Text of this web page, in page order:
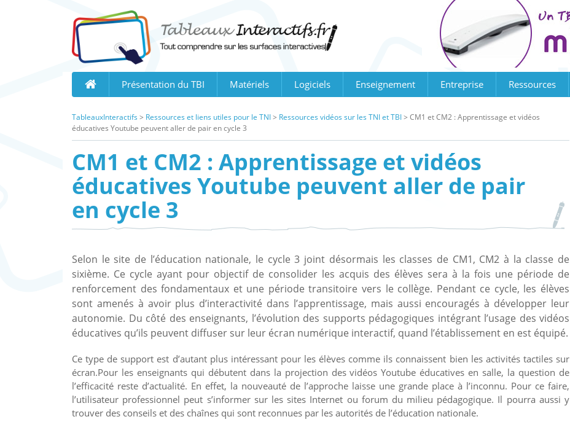
Présentation du TBI Matériels Logiciels Enseignement Entreprise Ressources
TableauxInteractifs > Ressources et liens utiles pour le TNI> Ressources vidéos sur les TNI et TBI> CM1 et CM2 : Apprentissage et vidéos
éducatives Youtube peuvent aller de pair en cycle 3
CM1 et CM2 : Apprentissage et vidéos
éducatives Youtube peuvent aller de pair
en cycle 3
Selon le site de l’éducation nationale, le cycle 3 joint désormais les classes de CM1, CM2 à la classe de
sixième. Ce cycle ayant pour objectif de consolider les acquis des élèves sera à la fois une période de
renforcement des fondamentaux et une période transitoire vers le collège. Pendant ce cycle, les élèves
sont amenés à avoir plus d’interactivité dans l’apprentissage, mais aussi encouragés à développer leur
autonomie. Du côté des enseignants, l’évolution des supports pédagogiques intégrant l’usage des vidéos
éducatives qu’ils peuvent diffuser sur leur écran numérique interactif, quand l’établissement en est équipé.
Ce type de support est d’autant plus intéressant pour les élèves comme ils connaissent bien les activités tactiles sur
écran.Pour les enseignants qui débutent dans la projection des vidéos Youtube éducatives en salle, la question de
l’efficacité reste d’actualité. En effet, la nouveauté de l’approche laisse une grande place à l’inconnu. Pour ce faire,
l’utilisateur professionnel peut s’informer sur les sites Internet ou forum du milieu pédagogique. Il pourra aussi y
trouver des conseils et des chaînes qui sont reconnues par les autorités de l’éducation nationale.